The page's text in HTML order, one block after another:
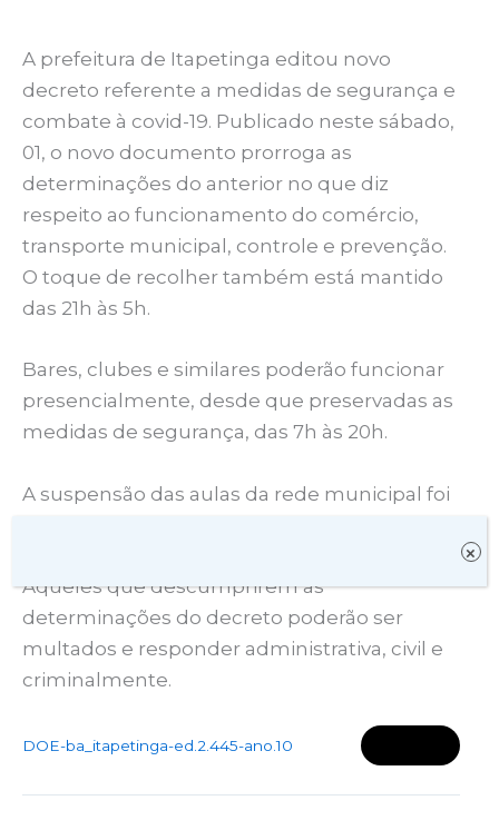
A prefeitura de Itapetinga editou novo
decreto referente a medidas de segurança e
combate à covid-19. Publicado neste sábado,
01, o novo documento prorroga as
determinações do anterior no que diz
respeito ao funcionamento do comércio,
transporte municipal, controle e prevenção.
O toque de recolher também está mantido
das 21h às 5h.
Bares, clubes e similares poderão funcionar
presencialmente, desde que preservadas as
medidas de segurança, das 7h às 20h.
A suspensão das aulas da rede municipal foi
Aqueles que descumprirem as
determinações do decreto poderão ser
multados e responder administrativa, civil e
criminalmente.
DOE-ba_itapetinga-ed.2.445-ano.10
×